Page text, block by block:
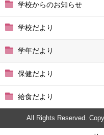
学校からのお知らせ
学校だより
学年だより
保健だより
給食だより
All Rights Reserved.